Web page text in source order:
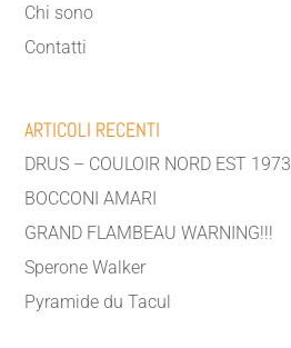
Chi sono
Contatti
ARTICOLI RECENTI
DRUS – COULOIR NORD EST 1973
BOCCONI AMARI
GRAND FLAMBEAU WARNING!!!
Sperone Walker
Pyramide du Tacul